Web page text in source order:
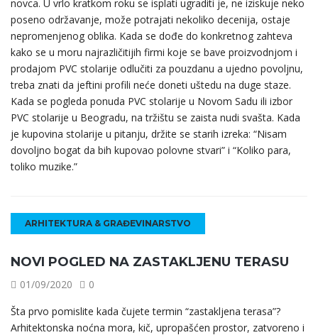
novca. U vrlo kratkom roku se isplati ugraditi je, ne iziskuje neko
poseno održavanje, može potrajati nekoliko decenija, ostaje
nepromenjenog oblika. Kada se dođe do konkretnog zahteva
kako se u moru najrazličitijih firmi koje se bave proizvodnjom i
prodajom PVC stolarije odlučiti za pouzdanu a ujedno povoljnu,
treba znati da jeftini profili neće doneti uštedu na duge staze.
Kada se pogleda ponuda PVC stolarije u Novom Sadu ili izbor
PVC stolarije u Beogradu, na tržištu se zaista nudi svašta. Kada
je kupovina stolarije u pitanju, držite se starih izreka: “Nisam
dovoljno bogat da bih kupovao polovne stvari” i “Koliko para,
toliko muzike.”
ARHITEKTURA & GRAĐEVINARSTVO
NOVI POGLED NA ZASTAKLJENU TERASU
01/09/2020
0
Šta prvo pomislite kada čujete termin “zastakljena terasa”?
Arhitektonska noćna mora, kič, upropašćen prostor, zatvoreno i